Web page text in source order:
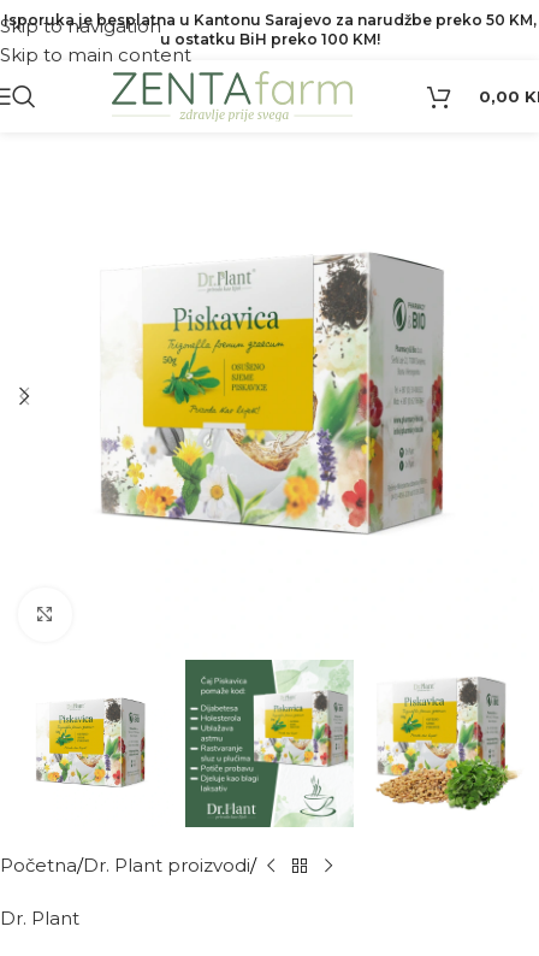
Skip to navigation
Skip to main content
Isporuka je besplatna u Kantonu Sarajevo za narudžbe preko 50 KM,
u ostatku BiH preko 100 KM!
0,00
Početna Dr. Plant proizvodi
Dr. Plant